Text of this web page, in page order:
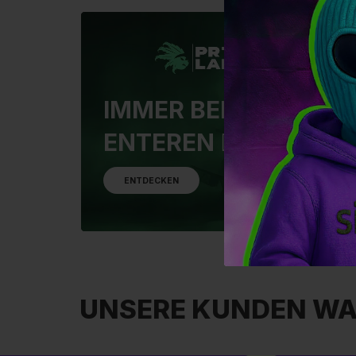
IMMER BEREIT ZUM
ENTEREN 🏴‍☠️
ENTDECKEN
UNSERE KUNDEN